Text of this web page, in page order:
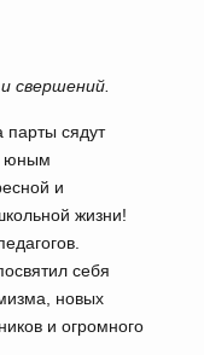
свершений.
парты сядут
юным
и
жизни!
себя
новых
и огромного